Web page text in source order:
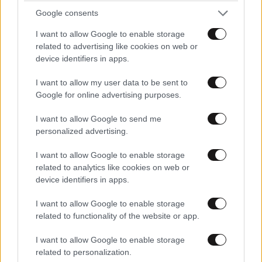
Google consents
I want to allow Google to enable storage
related to advertising like cookies on web or
device identifiers in apps.
I want to allow my user data to be sent to
Google for online advertising purposes.
I want to allow Google to send me
personalized advertising.
I want to allow Google to enable storage
related to analytics like cookies on web or
device identifiers in apps.
I want to allow Google to enable storage
related to functionality of the website or app.
I want to allow Google to enable storage
related to personalization.
ένα ανθεκτικό εργατικό δυναμικό, πολλοί μπορούν
να πάρουν παράδειγμα από μια ομάδα εργοδοτών
που έχουν ήδη καταφέρει να χτίσουν μια εργασιακή
κουλτούρα συμπερίληψης, και να υποστηρίζουν τη
εντόπισε μια ομάδα ”gender equality leaders”
(ηγέτες στην ισότητα των φύλων), οργανισμούς που,
σύμφωνα με τις γυναίκες που συμμετείχαν στην
έρευνα, έχουν δημιουργήσει πραγματικά κουλτούρα
συμπερίληψης που υποστηρίζουν τη σταδιοδρομία
τους, την ισορροπία εργασιακής και προσωπικής
ζωής και προωθούν τη συμπερίληψη.
Οι γυναίκες που εργάζονται για τους gender equality
leaders αναφέρουν πολύ υψηλότερα επίπεδα
ευημερίας και επαγγελματικής ικανοποίησης. Από τις
γυναίκες που εργάζονται γι’ αυτούς, το 87%